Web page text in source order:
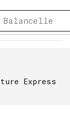
Balancelle
Express